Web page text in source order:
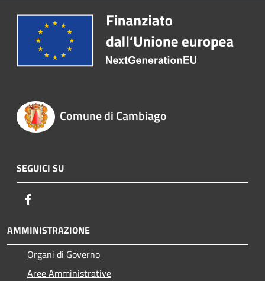
Comune di Cambiago
SEGUICI SU
AMMINISTRAZIONE
Organi di Governo
Aree Amministrative